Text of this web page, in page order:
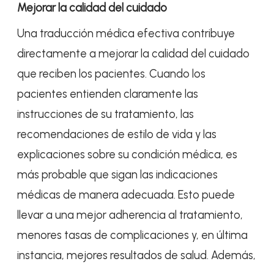
Mejorar la calidad del cuidado
Una traducción médica efectiva contribuye
directamente a mejorar la calidad del cuidado
que reciben los pacientes. Cuando los
pacientes entienden claramente las
instrucciones de su tratamiento, las
recomendaciones de estilo de vida y las
explicaciones sobre su condición médica, es
más probable que sigan las indicaciones
médicas de manera adecuada. Esto puede
llevar a una mejor adherencia al tratamiento,
menores tasas de complicaciones y, en última
instancia, mejores resultados de salud. Además,